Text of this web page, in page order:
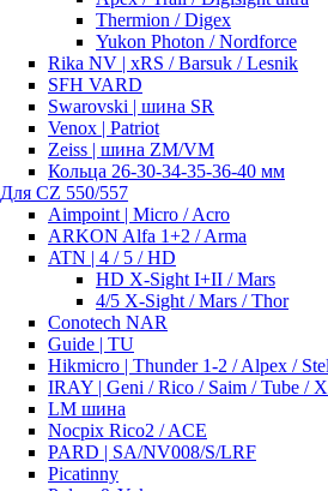
Thermion / Digex
Yukon Photon / Nordforce
Rika NV | xRS / Barsuk / Lesnik
SFH VARD
Swarovski | шина SR
Venox | Patriot
Zeiss | шина ZM/VM
Кольца 26-30-34-35-36-40 мм
Для CZ 550/557
Aimpoint | Micro / Acro
ARKON Alfa 1+2 / Arma
ATN | 4 / 5 / HD
HD X-Sight I+II / Mars
4/5 X-Sight / Mars / Thor
Conotech NAR
Guide | TU
Hikmicro | Thunder 1-2 / Alpex /
IRAY | Geni / Rico / Saim / Tube /
LM шина
Nocpix Rico2 / ACE
PARD | SA/NV008/S/LRF
Picatinny